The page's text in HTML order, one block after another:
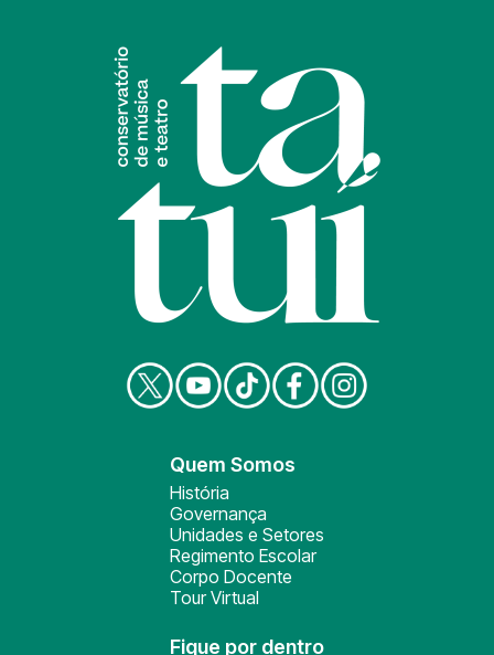
Quem Somos
História
Governança
Unidades e Setores
Regimento Escolar
Corpo Docente
Tour Virtual
Fique por dentro